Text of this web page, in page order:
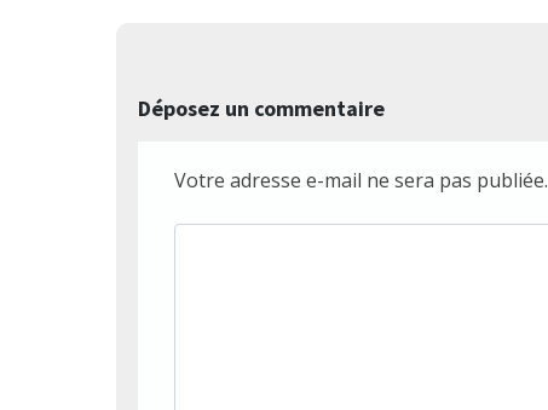
Déposez un commentaire
Votre adresse e-mail ne sera pas publiée.